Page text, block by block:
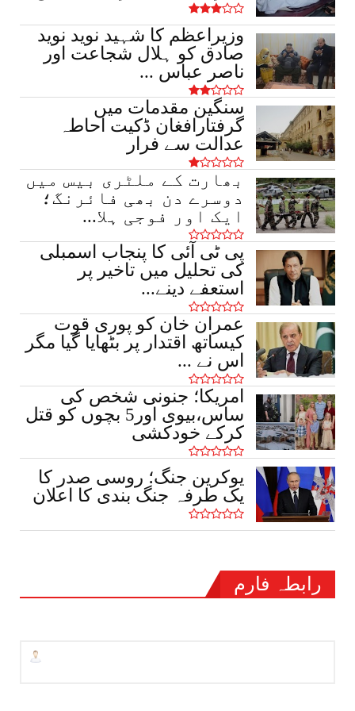
عید سے قبل نوسرباز سرگرم، کسووال میں
شہری سے 50 ہزار روپے نق...
March 16, 2026
وزیراعظم کا شہید نوید نوید
صادق کو ہلال شجاعت اور
ناصر عباس ...
سنگین مقدمات میں
گرفتارافغان ڈکیت احاطہ
عدالت سے فرار
بھارت کے ملٹری بیس میں
دوسرے دن بھی فائرنگ؛
ایک اور فوجی ہلا...
پی ٹی آئی کا پنجاب اسمبلی
کی تحلیل میں تاخیر پر
استعفے دینے...
عمران خان کو پوری قوت
کیساتھ اقتدار پر بٹھایا گیا مگر
اس نے ...
امریکا؛ جنونی شخص کی
ساس،بیوی اور5 بچوں کو قتل
کرکے خودکشی
یوکرین جنگ؛ روسی صدر کا
یک طرفہ جنگ بندی کا اعلان
رابطہ فارم